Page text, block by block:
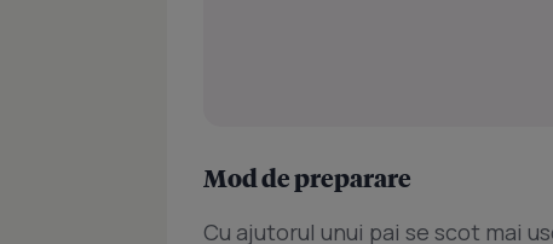
Mod de preparare
Cu ajutorul unui pai se scot mai